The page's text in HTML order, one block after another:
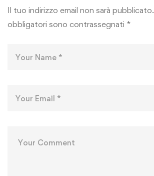
Il tuo indirizzo email non sarà pubblicato.
obbligatori sono contrassegnati *